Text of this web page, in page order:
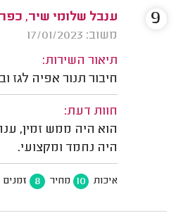
ענבל שלומי שיר,
משוב: 17/01/2023
תיאור השירות:
חיבור תנור אפיה לגז
חוות דעת:
הוא היה ממש זמין,
היה נחמד ומקצועי.
איכות 10 מחיר 8 זמנים
9